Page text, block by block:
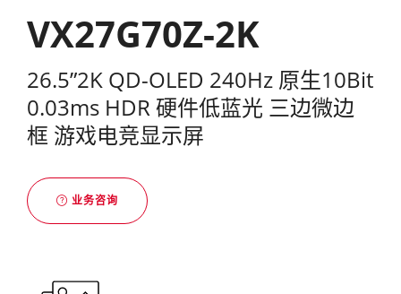
VX27G70Z-2K
26.5”2K QD-OLED 240Hz 原生10Bit
0.03ms HDR 硬件低蓝光 三边微边
框 游戏电竞显示屏
业务咨询